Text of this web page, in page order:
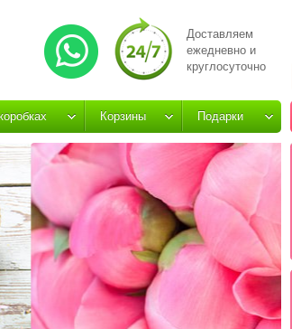
Доставляем
ежедневно и
круглосуточно
Корзины Подарки